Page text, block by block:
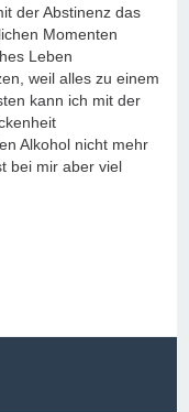
der Abstinenz das
Momenten
Leben
weil alles zu einem
kann ich mit der
Alkohol nicht mehr
bei mir aber viel